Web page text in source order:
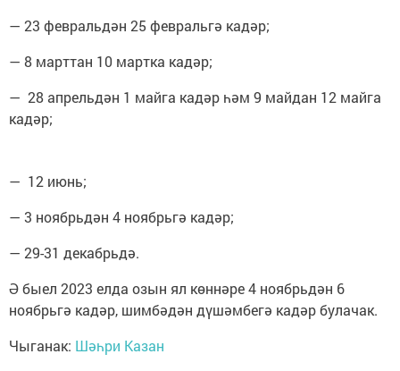
— 23 февральдән 25 февральгә кадәр;
— 8 марттан 10 мартка кадәр;
— 28 апрельдән 1 майга кадәр һәм 9 майдан 12 майга
кадәр;
— 12 июнь;
— 3 ноябрьдән 4 ноябрьгә кадәр;
— 29-31 декабрьдә.
Ә быел 2023 елда озын ял көннәре 4 ноябрьдән 6
ноябрьгә кадәр, шимбәдән дүшәмбегә кадәр булачак.
Чыганак: Шәһри Казан